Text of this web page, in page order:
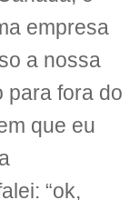
empresa
a nossa
para fora do
que eu
“ok,